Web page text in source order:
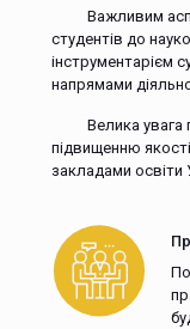
Важливим
студентів до
інструментарієм
напрямами
Велика увага
підвищенню
закладами освіти